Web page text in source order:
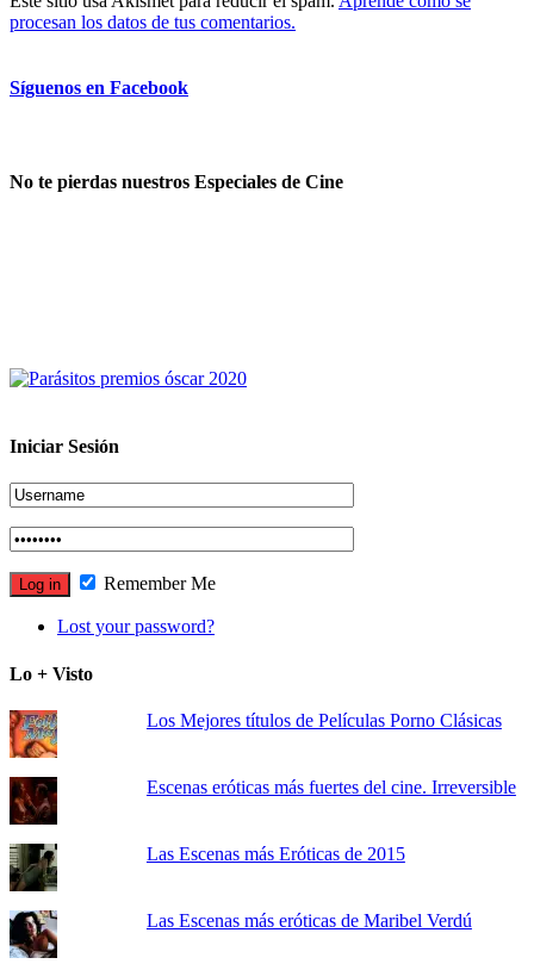
procesan los datos de tus comentarios.
Síguenos en Facebook
No te pierdas nuestros Especiales de Cine
Iniciar Sesión
Remember Me
Lost your password?
Lo + Visto
Los Mejores títulos de Películas Porno Clásicas
Escenas eróticas más fuertes del cine. Irreversible
Las Escenas más Eróticas de 2015
Las Escenas más eróticas de Maribel Verdú